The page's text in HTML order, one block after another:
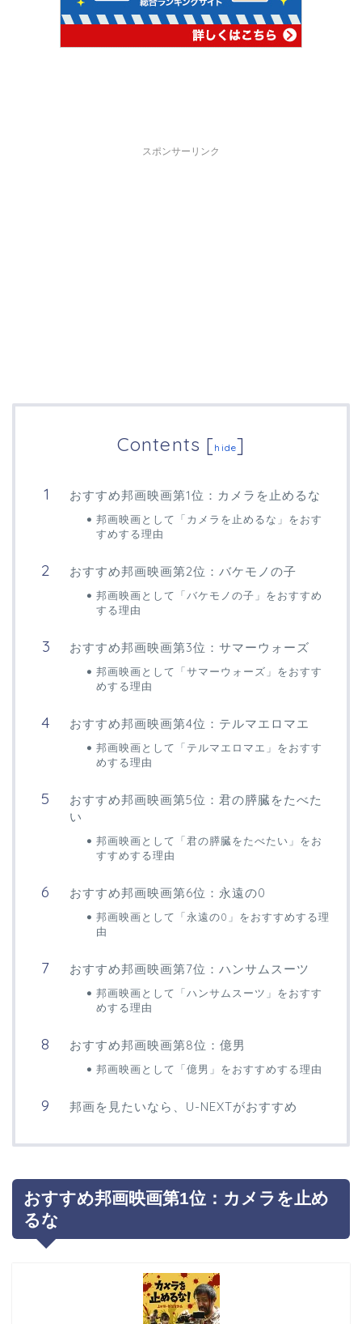
スポンサーリンク
Contents [hide]
おすすめ邦画映画第1位：カメラを止めるな
邦画映画として「カメラを止めるな」をおす
すめする理由
おすすめ邦画映画第2位：バケモノの子
邦画映画として「バケモノの子」をおすすめ
する理由
おすすめ邦画映画第3位：サマーウォーズ
邦画映画として「サマーウォーズ」をおすす
めする理由
おすすめ邦画映画第4位：テルマエロマエ
邦画映画として「テルマエロマエ」をおすす
めする理由
おすすめ邦画映画第5位：君の膵臓をたべた
い
邦画映画として「君の膵臓をたべたい」をお
すすめする理由
おすすめ邦画映画第6位：永遠の0
邦画映画として「永遠の0」をおすすめする理
由
おすすめ邦画映画第7位：ハンサムスーツ
邦画映画として「ハンサムスーツ」をおすす
めする理由
おすすめ邦画映画第8位：億男
邦画映画として「億男」をおすすめする理由
邦画を見たいなら、U-NEXTがおすすめ
おすすめ邦画映画第1位：カメラを止め
るな